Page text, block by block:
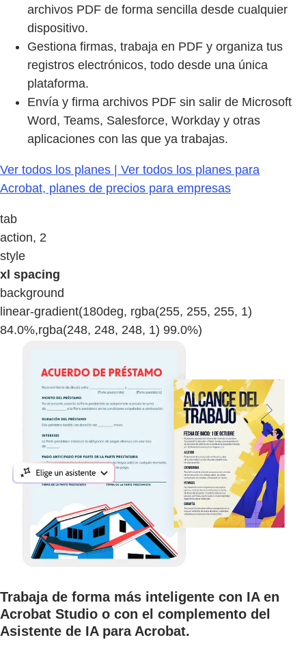
archivos PDF de forma sencilla desde cualquier
dispositivo.
Gestiona firmas, trabaja en PDF y organiza tus
registros electrónicos, todo desde una única
plataforma.
Envía y firma archivos PDF sin salir de Microsoft
Word, Teams, Salesforce, Workday y otras
aplicaciones con las que ya trabajas.
Ver todos los planes | Ver todos los planes para
Acrobat, planes de precios para empresas
tab
action, 2
style
xl spacing
background
linear-gradient(180deg, rgba(255, 255, 255, 1)
84.0%,rgba(248, 248, 248, 1) 99.0%)
Trabaja de forma más inteligente con IA en
Acrobat Studio o con el complemento del
Asistente de IA para Acrobat.